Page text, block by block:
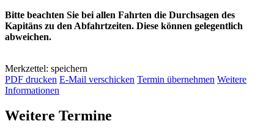
Bitte beachten Sie bei allen Fahrten die Durchsagen des
Kapitäns zu den Abfahrtzeiten. Diese können gelegentlich
abweichen.
Merkzettel: speichern
PDF drucken E-Mail verschicken Termin übernehmen Weitere
Informationen
Weitere Termine